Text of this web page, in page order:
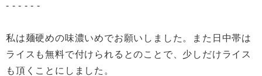
- - - - - -
私は麺硬めの味濃いめでお願いしました。また日中帯は
ライスも無料で付けられるとのことで、少しだけライス
も頂くことにしました。